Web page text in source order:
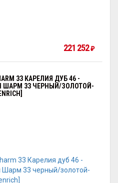
221 252₽
33 КАРЕЛИЯ ДУБ 46 -
ШАРМ 33 ЧЕРНЫЙ/ЗОЛОТОЙ-